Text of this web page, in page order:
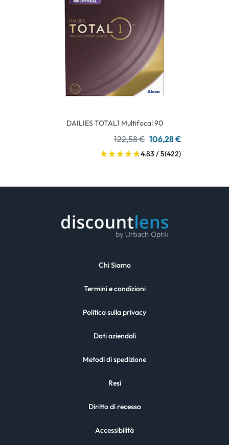
DAILIES TOTAL1 Multifocal 90
122,58 € 106,28 €
4.83 / 5(422)
Chi Siamo
Termini e condizioni
Politica sulla privacy
Dati aziendali
Metodi di spedizione
Resi
Diritto di recesso
Accessibilità